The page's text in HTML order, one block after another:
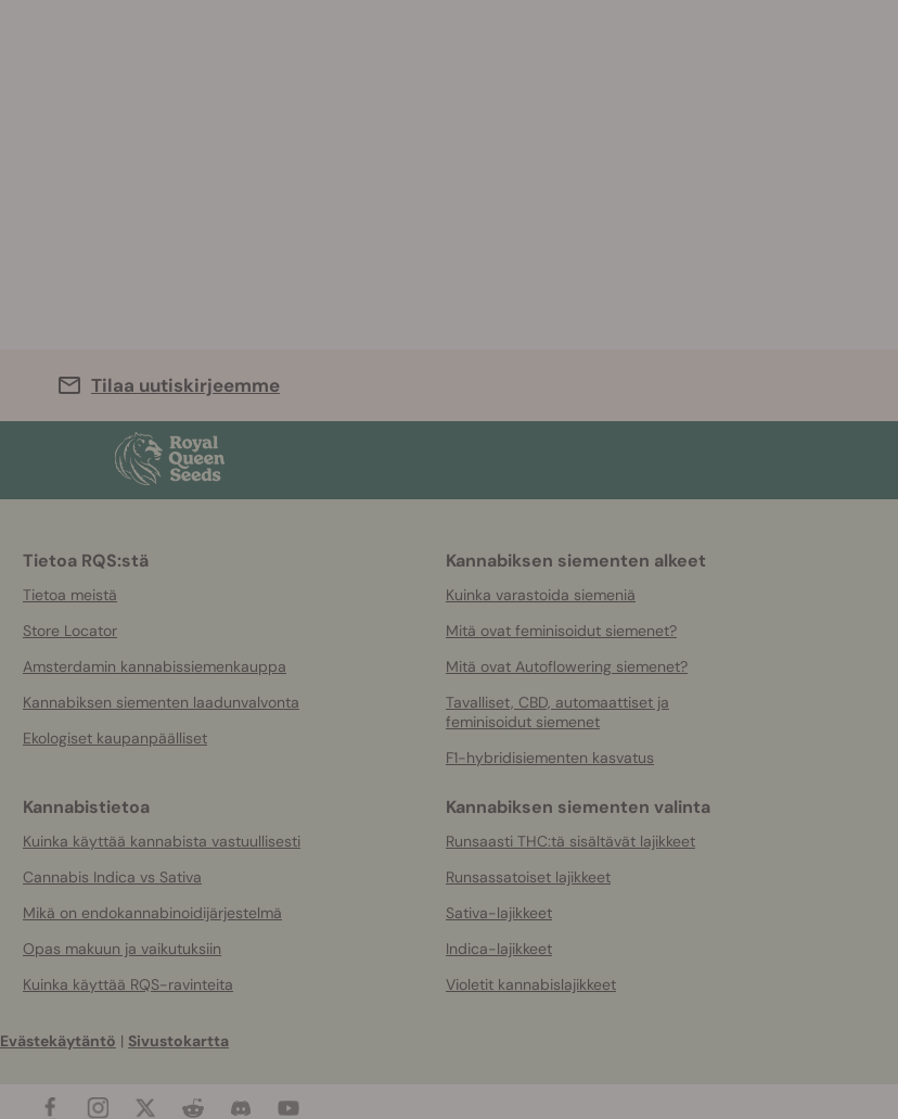
Tilaa uutiskirjeemme
Tietoa RQS:stä
Tietoa meistä
Store Locator
Amsterdamin kannabissiemenkauppa
Kannabiksen siementen laadunvalvonta
Ekologiset kaupanpäälliset
Kannabiksen siementen alkeet
Kuinka varastoida siemeniä
Mitä ovat feminisoidut siemenet?
Mitä ovat Autoflowering siemenet?
Tavalliset, CBD, automaattiset ja
feminisoidut siemenet
F1-hybridisiementen kasvatus
Kannabistietoa
Kuinka käyttää kannabista vastuullisesti
Cannabis Indica vs Sativa
Mikä on endokannabinoidijärjestelmä
Opas makuun ja vaikutuksiin
Kuinka käyttää RQS-ravinteita
Kannabiksen siementen valinta
Runsaasti THC:tä sisältävät lajikkeet
Runsassatoiset lajikkeet
Sativa-lajikkeet
Indica-lajikkeet
Violetit kannabislajikkeet
Evästekäytäntö | Sivustokartta